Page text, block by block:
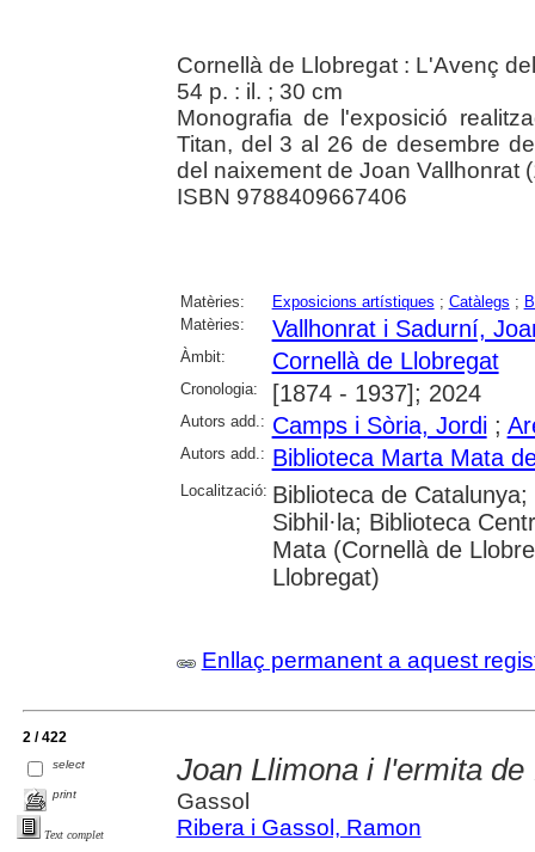
Cornellà de Llobregat : L'Avenç
54 p. : il. ; 30 cm
Monografia de l'exposició
Titan, del 3 al 26 de desembre
del naixement de Joan Vallhonrat
ISBN 9788409667406
Matèries: Exposicions artístiques ; Catàlegs ;
Matèries:
Vallhonrat i Sadurní,
Àmbit: Cornellà de Llobregat
Cronologia: [1874 - 1937]; 2024
Autors add.: Camps i Sòria, Jordi;
Autors add.: Biblioteca Marta Mata
Localització: Biblioteca de
Sibhil·la; Biblioteca
Mata (Cornellà de
Llobregat)
Enllaç permanent a aquest
2 / 422
select
print
Text complet
Joan Llimona i l'ermita
Gassol
Ribera i Gassol, Ramon